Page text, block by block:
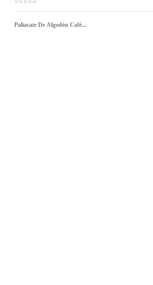
Paliacate De Algodón Café...